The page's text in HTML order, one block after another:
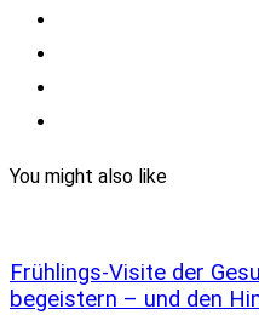
You might also like
Frühlings-Visite der
begeistern – und den